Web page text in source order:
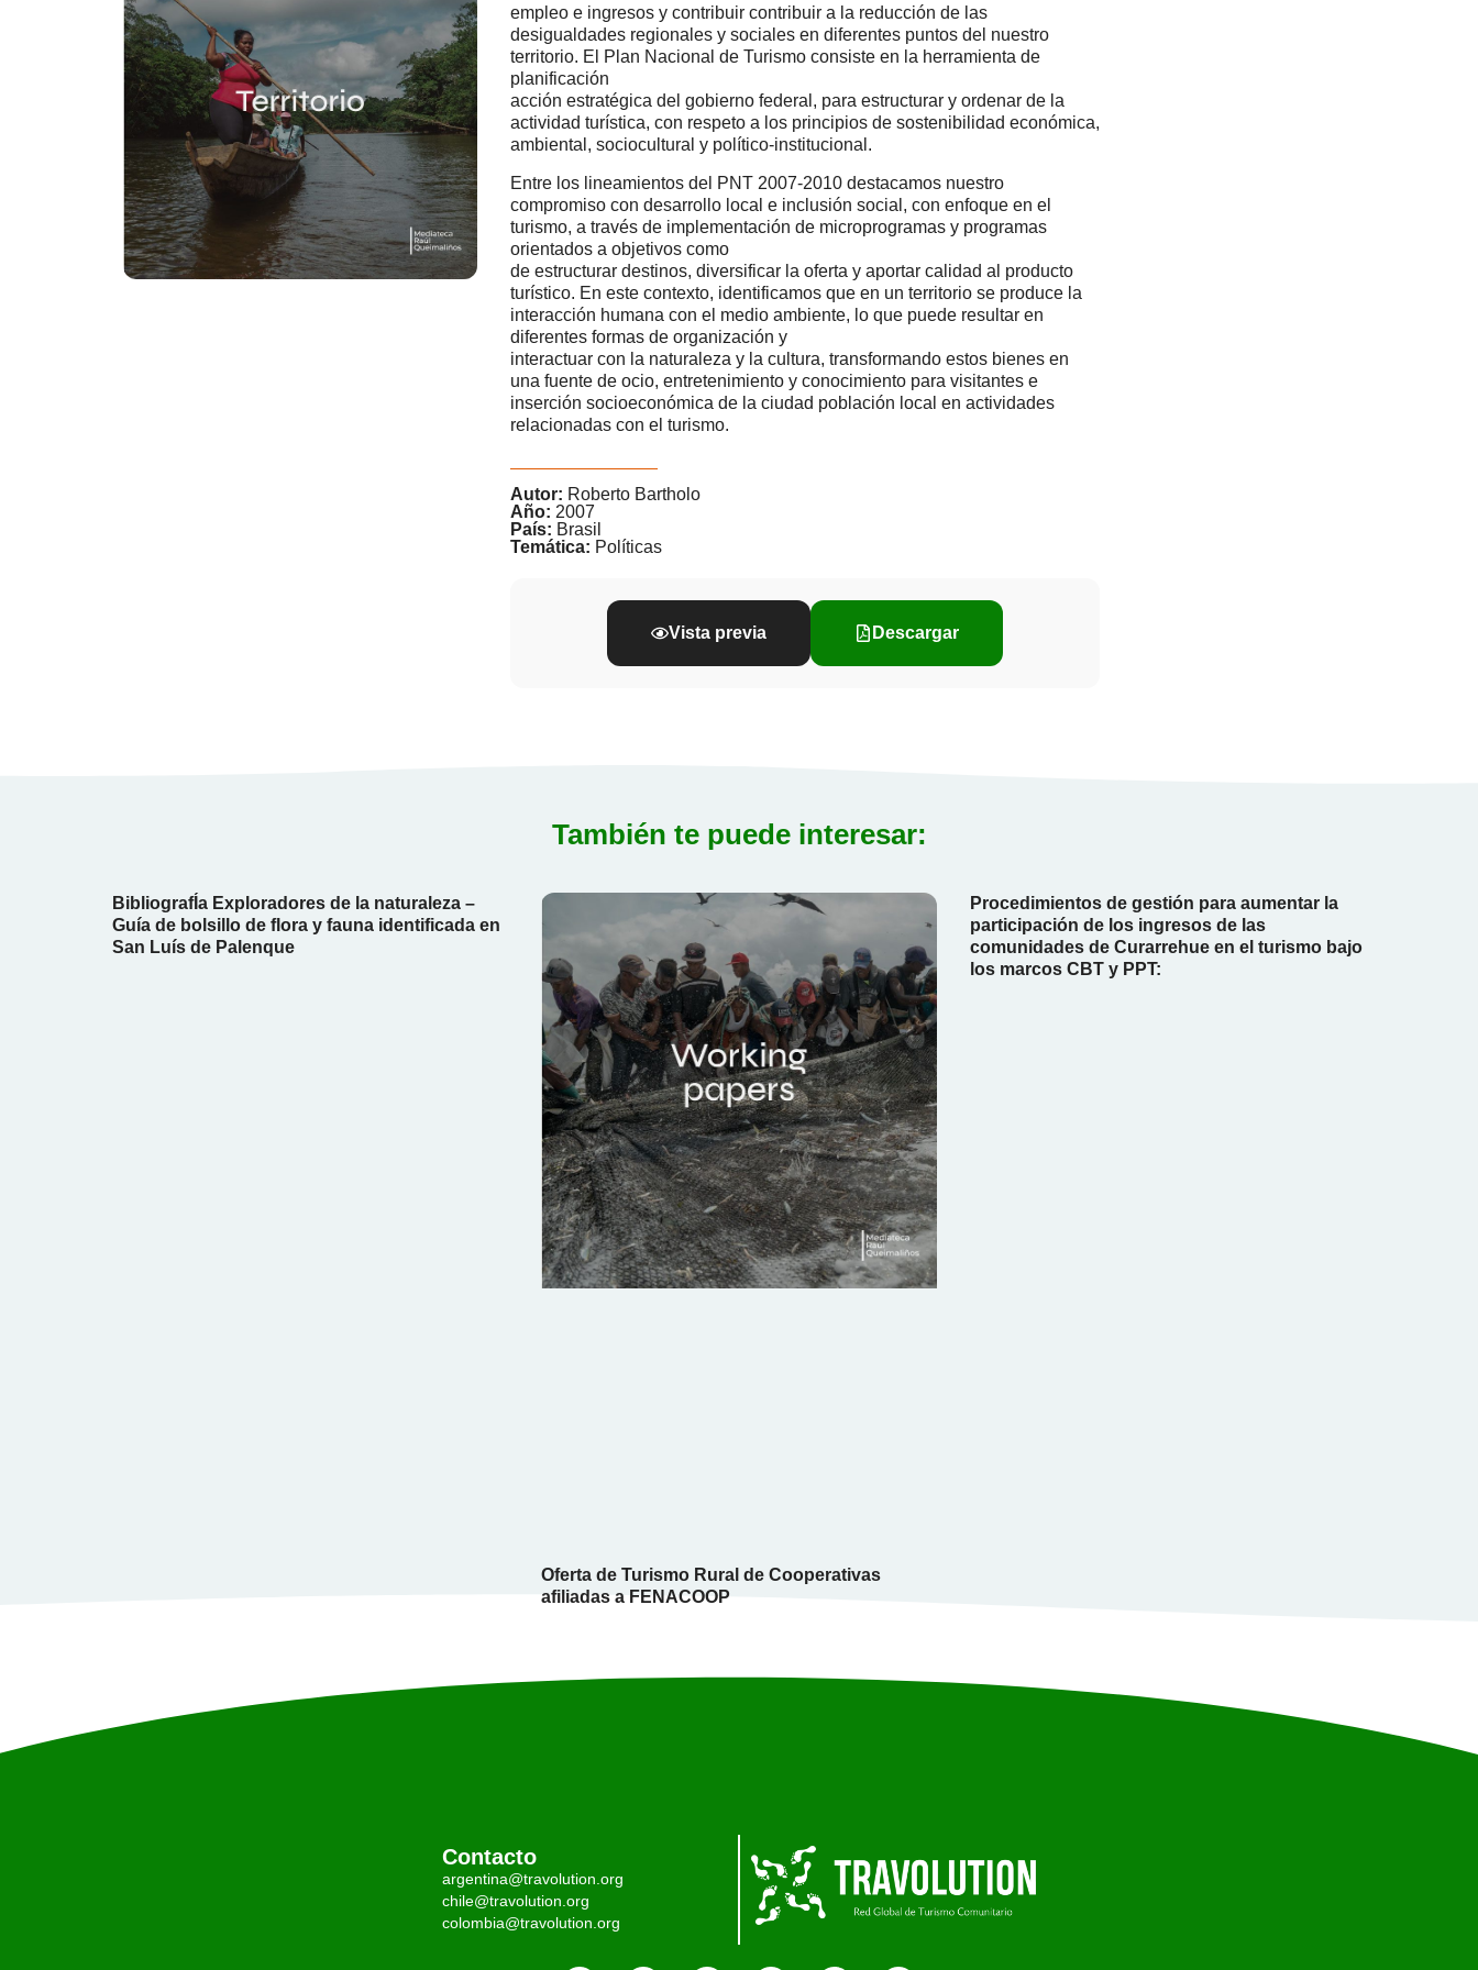
empleo e ingresos y contribuir contribuir a la reducción de las
desigualdades regionales y sociales en diferentes puntos del nuestro
territorio. El Plan Nacional de Turismo consiste en la herramienta de
planificación
acción estratégica del gobierno federal, para estructurar y ordenar de la
actividad turística, con respeto a los principios de sostenibilidad económica,
ambiental, sociocultural y político-institucional.
Entre los lineamientos del PNT 2007-2010 destacamos nuestro
compromiso con desarrollo local e inclusión social, con enfoque en el
turismo, a través de implementación de microprogramas y programas
orientados a objetivos como
de estructurar destinos, diversificar la oferta y aportar calidad al producto
turístico. En este contexto, identificamos que en un territorio se produce la
interacción humana con el medio ambiente, lo que puede resultar en
diferentes formas de organización y
interactuar con la naturaleza y la cultura, transformando estos bienes en
una fuente de ocio, entretenimiento y conocimiento para visitantes e
inserción socioeconómica de la ciudad población local en actividades
relacionadas con el turismo.
Autor: Roberto Bartholo
Año: 2007
País: Brasil
Temática: Políticas
Vista previa Descargar
También te puede interesar:
BibliografÍa Exploradores de la naturaleza –
Guía de bolsillo de flora y fauna identificada en
San Luís de Palenque
Oferta de Turismo Rural de Cooperativas
afiliadas a FENACOOP
Procedimientos de gestión para aumentar la
participación de los ingresos de las
comunidades de Curarrehue en el turismo bajo
los marcos CBT y PPT:
Contacto
argentina@travolution.org
chile@travolution.org
colombia@travolution.org